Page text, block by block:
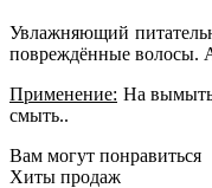
Увлажняющий
повреждённые волосы.
Применение: На
смыть..
Вам могут понравиться
Хиты продаж